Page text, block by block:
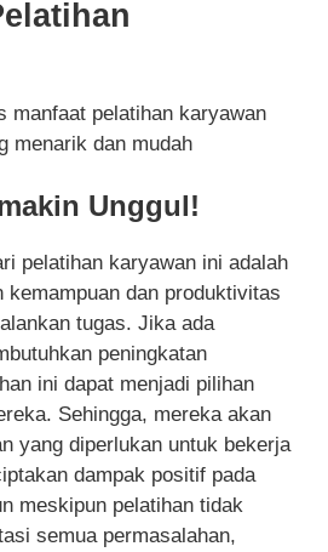
manfaat pelatihan karyawan
menarik dan mudah
Unggul!
pelatihan karyawan ini adalah
kemampuan dan produktivitas
tugas. Jika ada
peningkatan
ini dapat menjadi pilihan
Sehingga, mereka akan
yang diperlukan untuk bekerja
dampak positif pada
meskipun pelatihan tidak
semua permasalahan,